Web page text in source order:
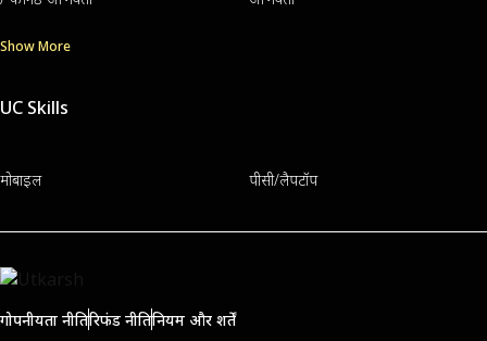
Show More
UC Skills
मोबाइल पीसी/लैपटॉप
गोपनीयता नीतिरिफंड नीतिनियम और शर्तें